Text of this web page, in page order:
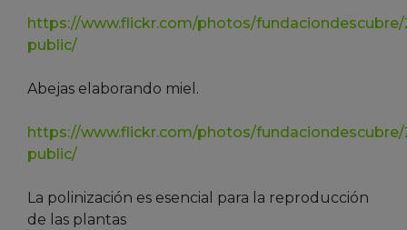
https://www.flickr.com/photos/
public/
Abejas elaborando miel.
https://www.flickr.com/photos/
public/
La polinización es esencial para la reproducción
de las plantas